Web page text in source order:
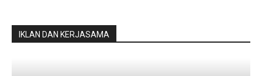
IKLAN DAN KERJASAMA